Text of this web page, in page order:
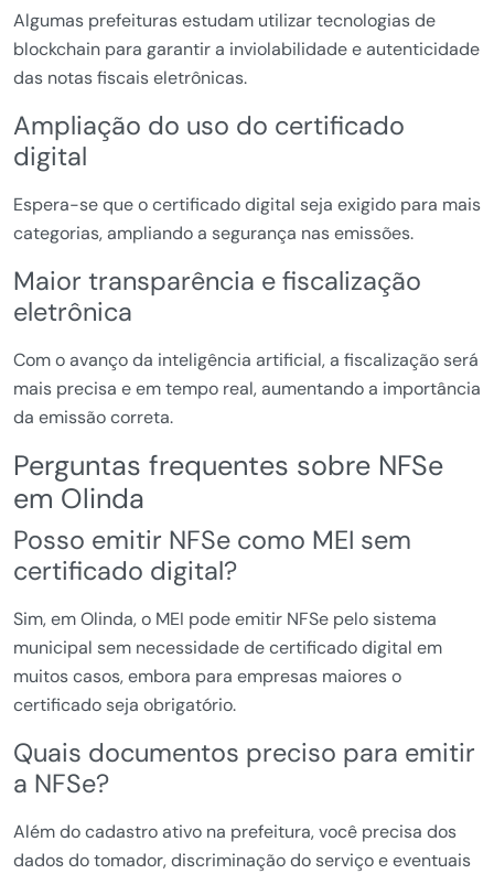
Algumas prefeituras estudam utilizar tecnologias de
blockchain para garantir a inviolabilidade e autenticidade
das notas fiscais eletrônicas.
Ampliação do uso do certificado
digital
Espera-se que o certificado digital seja exigido para mais
categorias, ampliando a segurança nas emissões.
Maior transparência e fiscalização
eletrônica
Com o avanço da inteligência artificial, a fiscalização será
mais precisa e em tempo real, aumentando a importância
da emissão correta.
Perguntas frequentes sobre NFSe
em Olinda
Posso emitir NFSe como MEI sem
certificado digital?
Sim, em Olinda, o MEI pode emitir NFSe pelo sistema
municipal sem necessidade de certificado digital em
muitos casos, embora para empresas maiores o
certificado seja obrigatório.
Quais documentos preciso para emitir
a NFSe?
Além do cadastro ativo na prefeitura, você precisa dos
dados do tomador, discriminação do serviço e eventuais